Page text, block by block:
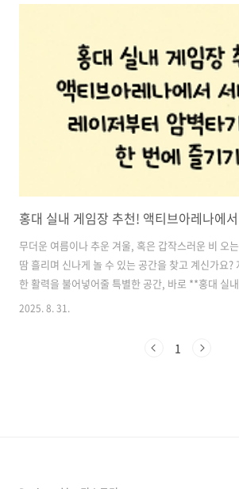
무더운 여름이나 추운 겨울, 혹은 갑작스러운 비 오
땀 흘리며 신나게 놀 수 있는 공간을 찾고 계신가요?
한 활력을 불어넣어줄 특별한 공간, 바로 **홍대 실
레나 홍대점'**이 새롭게 문을 열었습니다.이곳은 단
벌 레이저 아레나부터 발판 게임, 표적 맞히기, 농구,
2025. 8. 31.
1